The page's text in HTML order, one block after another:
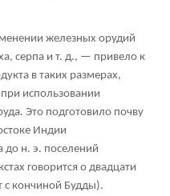
железных орудий
серпа и т. д., — привело к
в таких размерах,
использовании
Это подготовило почву
Индии
до н. э. поселений
говорится о двадцати
с кончиной Будды).